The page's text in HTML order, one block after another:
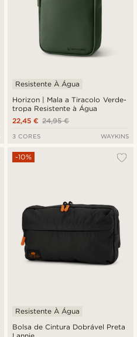
Horizon | Mala a Tiracolo Verde-
tropa Resistente à Água
Resistente À Água
24,95 €
22,45 €
3 CORES WAYKINS
Bolsa de Cintura Dobrável Preta
-10%
Resistente À Água